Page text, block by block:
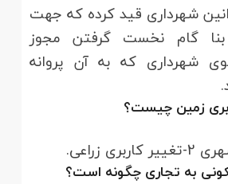
شهرداری قید کرده که جهت
بنا گام نخست گرفتن مجوز
شهرداری که به آن پروانه
زمین چیست؟
به تجاری چگونه است؟